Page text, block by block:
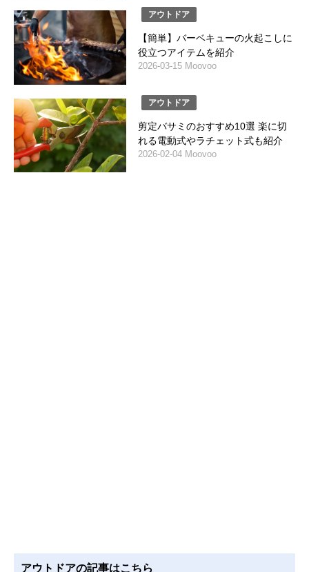
アウトドア
【簡単】バーベキューの火起こしに
役立つアイテムを紹介
2026-03-15 Moovoo
アウトドア
剪定バサミのおすすめ10選 楽に切
れる電動式やラチェット式も紹介
2026-02-04 Moovoo
アウトドアの記事はこちら